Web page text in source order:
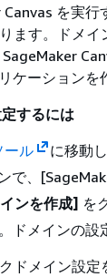
を実
ます。ドメ
ケーションを
するには
ール
に移動し
で、
ンを作成] を
ドメインの設
ドメイン設